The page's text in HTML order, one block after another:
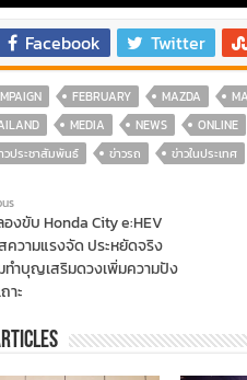
Facebook Twitter
FEBRUARY MAZDA
MEDIA NEWS ONLINE
วประชาสัมพันธ์ ข่าวรถ ข่าวในประเทศ
องขับ Honda City e:HEV
วามแรงจัด ประหยัดจริง
ำบุญเสริมดวงเพิ่มความปัง
าะ